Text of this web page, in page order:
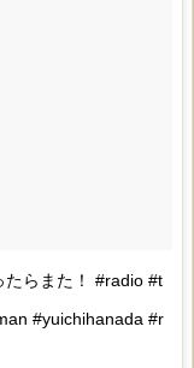
たらまた！ #radio #t
#yuichihanada #r